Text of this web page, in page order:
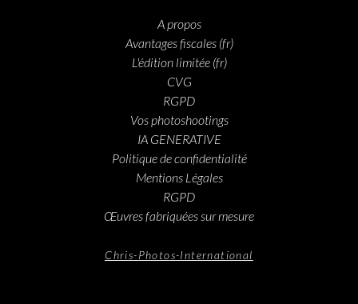
A propos
Avantages fiscales (fr)
L'édition limitée (fr)
CVG
RGPD
Vos photoshootings
IA GENERATIVE
Politique de confidentialité
Mentions Légales
RGPD
Œuvres fabriquées sur mesure
Chris-Photos-International